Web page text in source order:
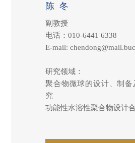
陈 冬
副教授
电话：010-6441 6338
E-mail:
研究领域：
聚合物微球的设计、制备
究
功能性水溶性聚合物设计